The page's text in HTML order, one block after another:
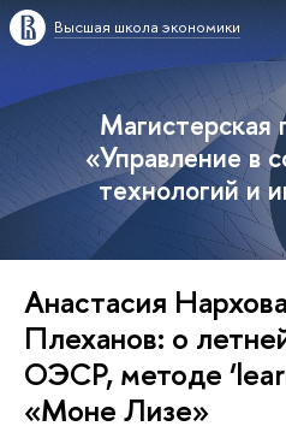
Высшая школа экономики
Магистерская
«Управление в
технологий и
Анастасия
Плеханов: о
ОЭСР, методе
«Моне Лизе»